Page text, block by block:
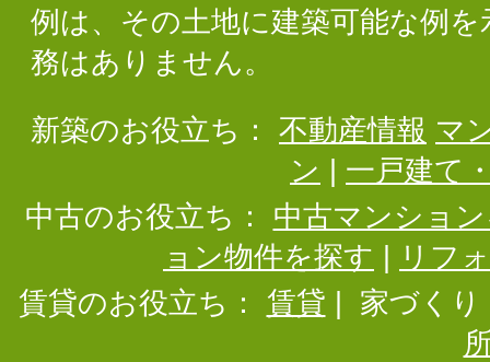
例は、その土地に建築可能な例
務はありません。
新築のお役立ち： 不動産情報 マ
ン
一戸建て
中古のお役立ち：
中古マンショ
ョン物件を探す
リフ
賃貸のお役立ち：
賃貸
家づくり